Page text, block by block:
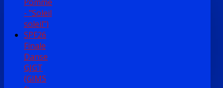
- "Soleil
soleil")
SPF26
Finale
Danse
GJGT
(GIMS